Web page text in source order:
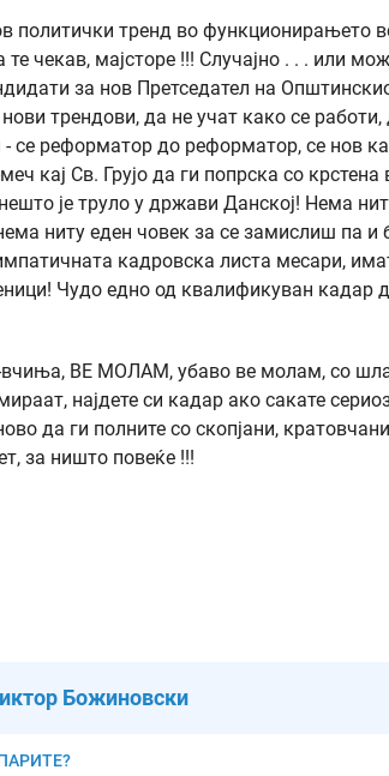
политички тренд во функционирањето
те чекав, мајсторе !!! Случајно . . . или
за нов Претседател на
трендови, да не учат како се
се реформатор до реформатор, се нов
кај Св. Грујо да ги попрска со
је труло у држави Данској! Нема
ниту еден човек за се замислиш па
кадровска листа месари,
Чудо едно од квалификуван кадар
ВЕ МОЛАМ, убаво ве молам, со
најдете си кадар ако сакате
да ги полните со скопјани,
за ништо повеќе !!!
Божиновски